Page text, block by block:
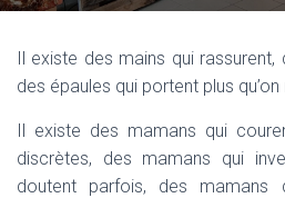
Il existe des mains qui rassurent,
des épaules qui portent plus qu’on
Il existe des mamans qui
discrètes, des mamans qui
doutent parfois, des